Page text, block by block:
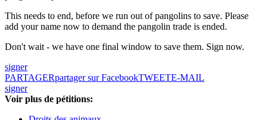
This needs to end, before we run out of pangolins to save. Please
add your name now to demand the pangolin trade is ended.
Don't wait - we have one final window to save them. Sign now.
signer
PARTAGERpartager sur FacebookTWEETE-MAIL
signer
Voir plus de pétitions: